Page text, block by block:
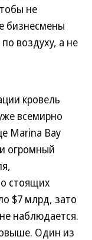
не
бизнесмены
воздуху, а не
кровель
всемирно
Marina Bay
огромный
стоящих
$7 млрд, зато
наблюдается.
Один из